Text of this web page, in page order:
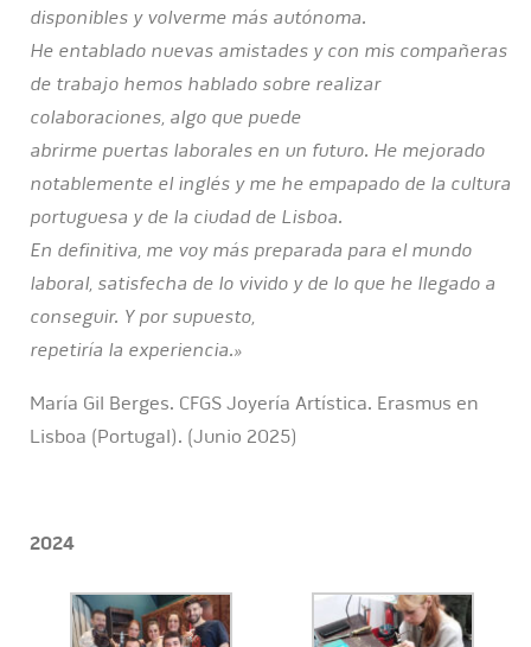
disponibles y volverme más autónoma.
He entablado nuevas amistades y con mis compañeras
de trabajo hemos hablado sobre realizar
colaboraciones, algo que puede
abrirme puertas laborales en un futuro. He mejorado
notablemente el inglés y me he empapado de la cultura
portuguesa y de la ciudad de Lisboa.
En definitiva, me voy más preparada para el mundo
laboral, satisfecha de lo vivido y de lo que he llegado a
conseguir. Y por supuesto,
repetiría la experiencia.»
María Gil Berges. CFGS Joyería Artística. Erasmus en
Lisboa (Portugal). (Junio 2025)
2024